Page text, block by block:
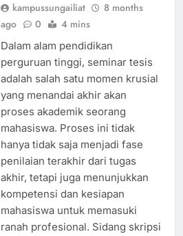
kampussungailiat
8 months
ago
0 4 mins
Dalam alam pendidikan
perguruan tinggi, seminar tesis
adalah salah satu momen krusial
yang menandai akhir akan
proses akademik seorang
mahasiswa. Proses ini tidak
hanya tidak saja menjadi fase
penilaian terakhir dari tugas
akhir, tetapi juga menunjukkan
kompetensi dan kesiapan
mahasiswa untuk memasuki
ranah profesional. Sidang skripsi